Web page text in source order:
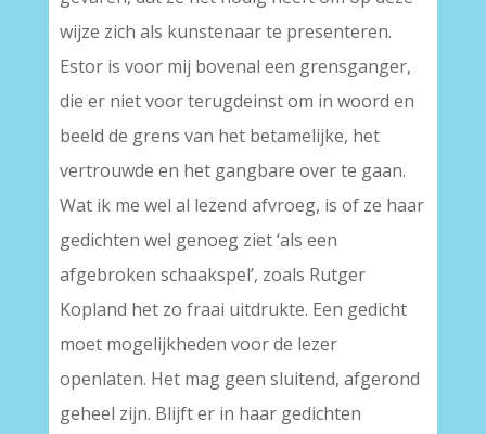
wijze zich als kunstenaar te presenteren.
Estor is voor mij bovenal een grensganger,
die er niet voor terugdeinst om in woord en
beeld de grens van het betamelijke, het
vertrouwde en het gangbare over te gaan.
Wat ik me wel al lezend afvroeg, is of ze haar
gedichten wel genoeg ziet ‘als een
afgebroken schaakspel’, zoals Rutger
Kopland het zo fraai uitdrukte. Een gedicht
moet mogelijkheden voor de lezer
openlaten. Het mag geen sluitend, afgerond
geheel zijn. Blijft er in haar gedichten